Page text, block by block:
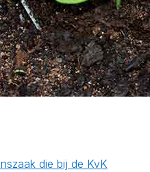
die bij de KvK